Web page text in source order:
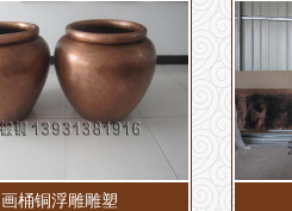
画桶铜浮雕雕塑